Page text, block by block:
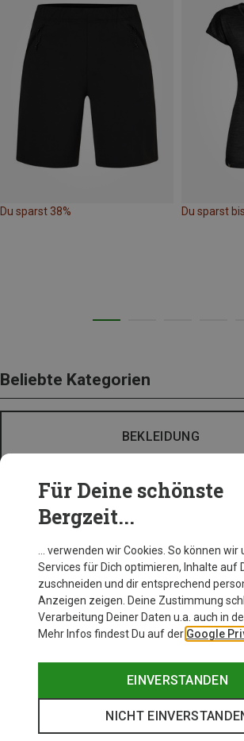
Du sparst 38% Du sparst
Beliebte Kategorien
BEKLEIDUNG
Für Deine schönste
Bergzeit...
… verwenden wir Cookies. So können wir
Services für Dich optimieren, Inhalte auf
zuschneiden und dir entsprechend
Anzeigen zeigen. Deine Zustimmung
Verarbeitung Deiner Daten u.a. auch in
Mehr Infos findest Du auf der Google
EINVERSTANDEN
NICHT